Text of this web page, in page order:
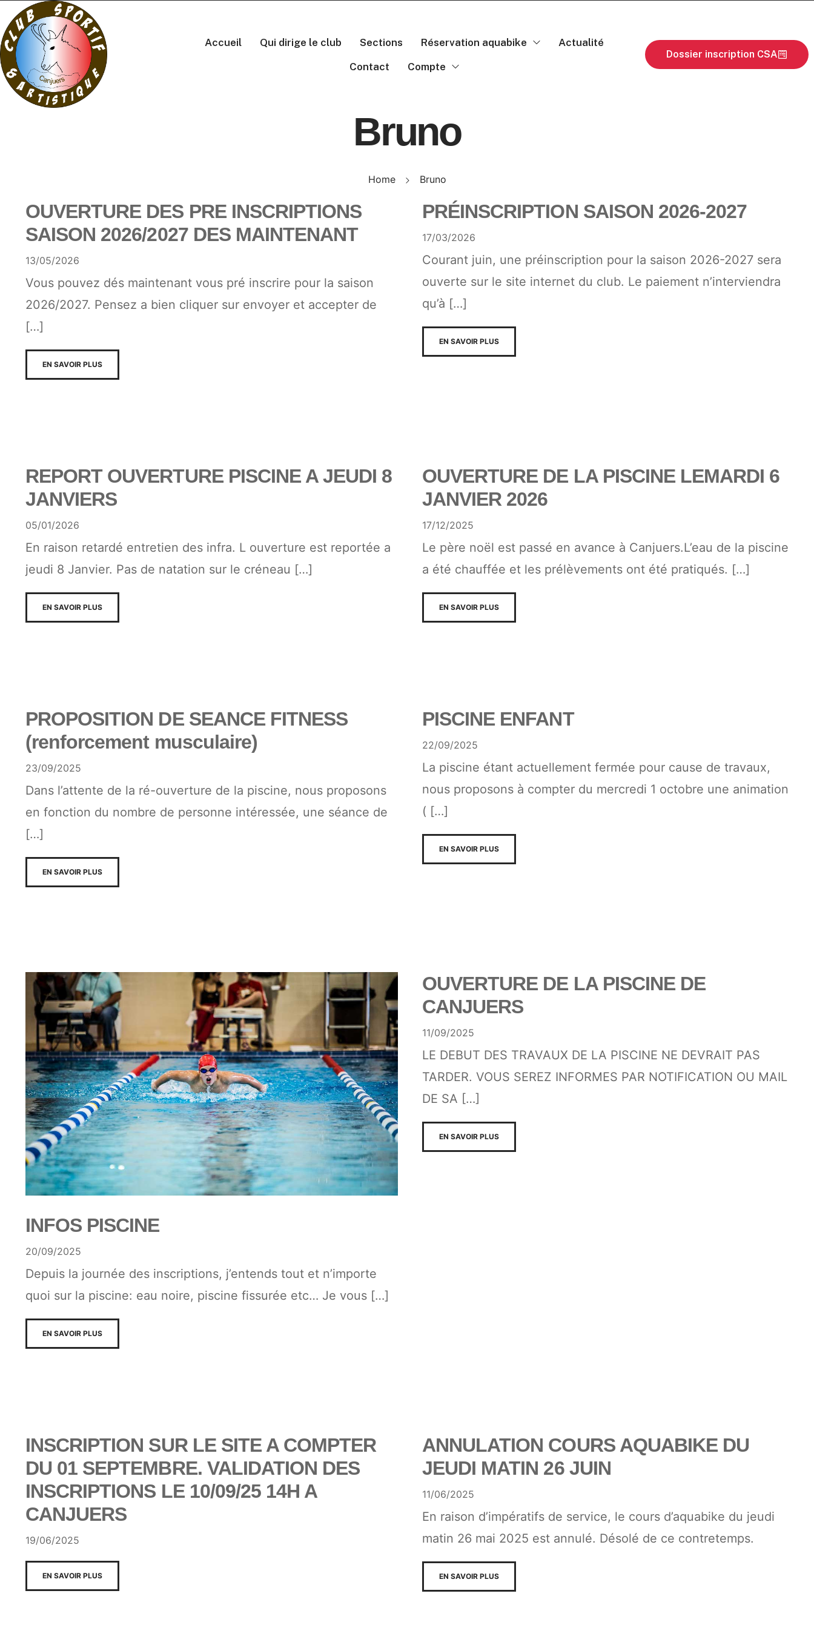
Accueil Qui dirige le club Sections Réservation aquabike
Actualité
Contact
Compte
Dossier inscription CSA
Bruno
Home Bruno
OUVERTURE DES PRE INSCRIPTIONS
SAISON 2026/2027 DES MAINTENANT
13/05/2026
Vous pouvez dés maintenant vous pré inscrire pour la saison
2026/2027. Pensez a bien cliquer sur envoyer et accepter de
[…]
EN SAVOIR PLUS
PRÉINSCRIPTION SAISON 2026-2027
17/03/2026
Courant juin, une préinscription pour la saison 2026-2027 sera
ouverte sur le site internet du club. Le paiement n’interviendra
qu’à […]
EN SAVOIR PLUS
REPORT OUVERTURE PISCINE A JEUDI 8
JANVIERS
05/01/2026
En raison retardé entretien des infra. L ouverture est reportée a
jeudi 8 Janvier. Pas de natation sur le créneau […]
EN SAVOIR PLUS
OUVERTURE DE LA PISCINE LEMARDI 6
JANVIER 2026
17/12/2025
Le père noël est passé en avance à Canjuers.L’eau de la piscine
a été chauffée et les prélèvements ont été pratiqués. […]
EN SAVOIR PLUS
PROPOSITION DE SEANCE FITNESS
(renforcement musculaire)
23/09/2025
Dans l’attente de la ré-ouverture de la piscine, nous proposons
en fonction du nombre de personne intéressée, une séance de
[…]
EN SAVOIR PLUS
PISCINE ENFANT
22/09/2025
La piscine étant actuellement fermée pour cause de travaux,
nous proposons à compter du mercredi 1 octobre une animation
( […]
EN SAVOIR PLUS
INFOS PISCINE
20/09/2025
Depuis la journée des inscriptions, j’entends tout et n’importe
quoi sur la piscine: eau noire, piscine fissurée etc… Je vous […]
EN SAVOIR PLUS
OUVERTURE DE LA PISCINE DE
CANJUERS
11/09/2025
LE DEBUT DES TRAVAUX DE LA PISCINE NE DEVRAIT PAS
TARDER. VOUS SEREZ INFORMES PAR NOTIFICATION OU MAIL
DE SA […]
EN SAVOIR PLUS
INSCRIPTION SUR LE SITE A COMPTER
DU 01 SEPTEMBRE. VALIDATION DES
INSCRIPTIONS LE 10/09/25 14H A
CANJUERS
19/06/2025
EN SAVOIR PLUS
ANNULATION COURS AQUABIKE DU
JEUDI MATIN 26 JUIN
11/06/2025
En raison d’impératifs de service, le cours d’aquabike du jeudi
matin 26 mai 2025 est annulé. Désolé de ce contretemps.
EN SAVOIR PLUS